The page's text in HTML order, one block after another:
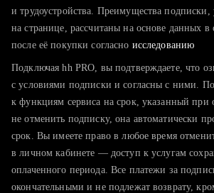
тратите много времени на поиск и
хотите сравнить себя с конкурентами
и трудоустройства. Преимущества подписки,
на странице, рассчитаны на основе данных
после её покупки согласно исследованию
Подключая hh PRO, вы подтверждаете, что
с условиями подписки и согласны с ними.
к функциям сервиса на срок, указанный
не отменить подписку, она автоматически
срок. Вы имеете право в любое время
в личном кабинете — доступ к услугам
оплаченного периода. Все платежи за
окончательными и не подлежат возврату,